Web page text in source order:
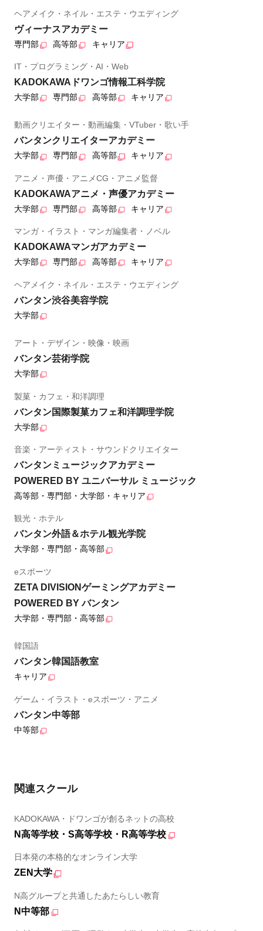
ヘアメイク・ネイル・エステ・ウエディング
ヴィーナスアカデミー
専門部 高等部 キャリア
IT・プログラミング・AI・Web
KADOKAWAドワンゴ情報工科学院
大学部 専門部 高等部 キャリア
動画クリエイター・動画編集・VTuber・歌い手
バンタンクリエイターアカデミー
大学部 専門部 高等部 キャリア
アニメ・声優・アニメCG・アニメ監督
KADOKAWAアニメ・声優アカデミー
大学部 専門部 高等部 キャリア
マンガ・イラスト・マンガ編集者・ノベル
KADOKAWAマンガアカデミー
大学部 専門部 高等部 キャリア
ヘアメイク・ネイル・エステ・ウエディング
バンタン渋谷美容学院
大学部
アート・デザイン・映像・映画
バンタン芸術学院
大学部
製菓・カフェ・和洋調理
バンタン国際製菓カフェ和洋調理学院
大学部
音楽・アーティスト・サウンドクリエイター
バンタンミュージックアカデミー
POWERED BY ユニバーサル ミュージック
高等部・専門部・大学部・キャリア
観光・ホテル
バンタン外語＆ホテル観光学院
大学部・専門部・高等部
eスポーツ
ZETA DIVISIONゲーミングアカデミー
POWERED BY バンタン
大学部・専門部・高等部
韓国語
バンタン韓国語教室
キャリア
ゲーム・イラスト・eスポーツ・アニメ
バンタン中等部
中等部
関連スクール
KADOKAWA・ドワンゴが創るネットの高校
N高等学校・S高等学校・R高等学校
日本発の本格的なオンライン大学
ZEN大学
N高グループと共通したあたらしい教育
N中等部